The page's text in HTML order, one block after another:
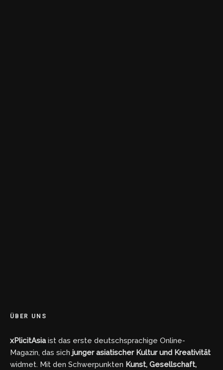
ÜBER UNS
xPlicitAsiaist das erste deutschsprachige Online-
Magazin, das sich junger asiatischer Kultur und Kreativität
widmet. Mit den Schwerpunkten Kunst, Gesellschaft,